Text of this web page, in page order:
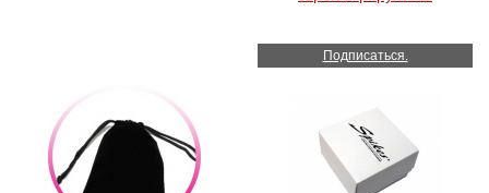
Подписаться.